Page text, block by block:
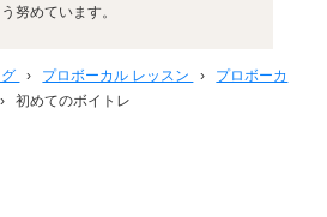
努めています。
› プロボーカル レッスン ›
プロボーカ
› 初めてのボイトレ